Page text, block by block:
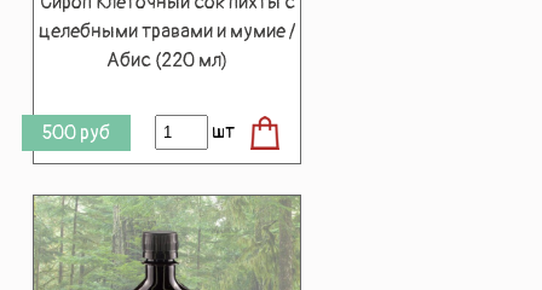
целебными травами и мумие /
Абис (220 мл)
500 руб шт